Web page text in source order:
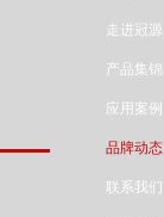
走进冠源
产品集锦
应用案例
品牌动态
联系我们